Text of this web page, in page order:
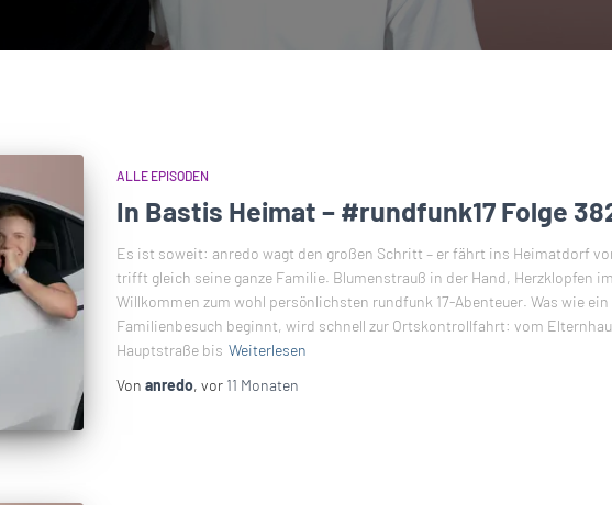
ALLE EPISODEN
In Bastis Heimat – #rundfunk17 Folge
Es ist soweit: anredo wagt den großen Schritt – er fährt ins Heimatdorf
trifft gleich seine ganze Familie. Blumenstrauß in der Hand, Herzklopfen
Willkommen zum wohl persönlichsten rundfunk 17-Abenteuer. Was wie
Familienbesuch beginnt, wird schnell zur Ortskontrollfahrt: vom
Hauptstraße bis Weiterlesen
Von anredo, vor 11 Monaten